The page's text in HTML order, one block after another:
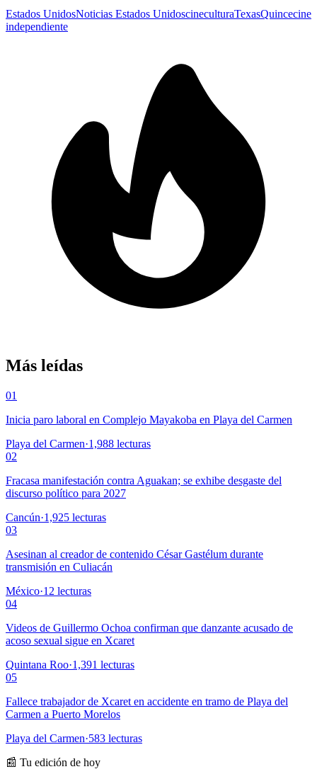
Estados UnidosNoticias Estados UnidoscineculturaTexasQuincecine
independiente
Más leídas
01
Inicia paro laboral en Complejo Mayakoba en Playa del Carmen
Playa del Carmen·1,988 lecturas
02
Fracasa manifestación contra Aguakan; se exhibe desgaste del
discurso político para 2027
Cancún·1,925 lecturas
03
Asesinan al creador de contenido César Gastélum durante
transmisión en Culiacán
México·12 lecturas
04
Videos de Guillermo Ochoa confirman que danzante acusado de
acoso sexual sigue en Xcaret
Quintana Roo·1,391 lecturas
05
Fallece trabajador de Xcaret en accidente en tramo de Playa del
Carmen a Puerto Morelos
Playa del Carmen·583 lecturas
📰 Tu edición de hoy